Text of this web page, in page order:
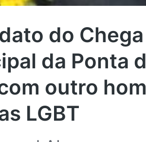
do
da Ponta
outro
LGBT